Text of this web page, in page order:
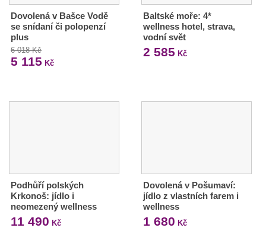
Dovolená v Bašce Vodě
se snídaní či polopenzí
plus
6 018 Kč
5 115 Kč
Baltské moře: 4*
wellness hotel, strava,
vodní svět
2 585 Kč
Podhůří polských
Krkonoš: jídlo i
neomezený wellness
11 490 Kč
Dovolená v Pošumaví:
jídlo z vlastních farem i
wellness
1 680 Kč